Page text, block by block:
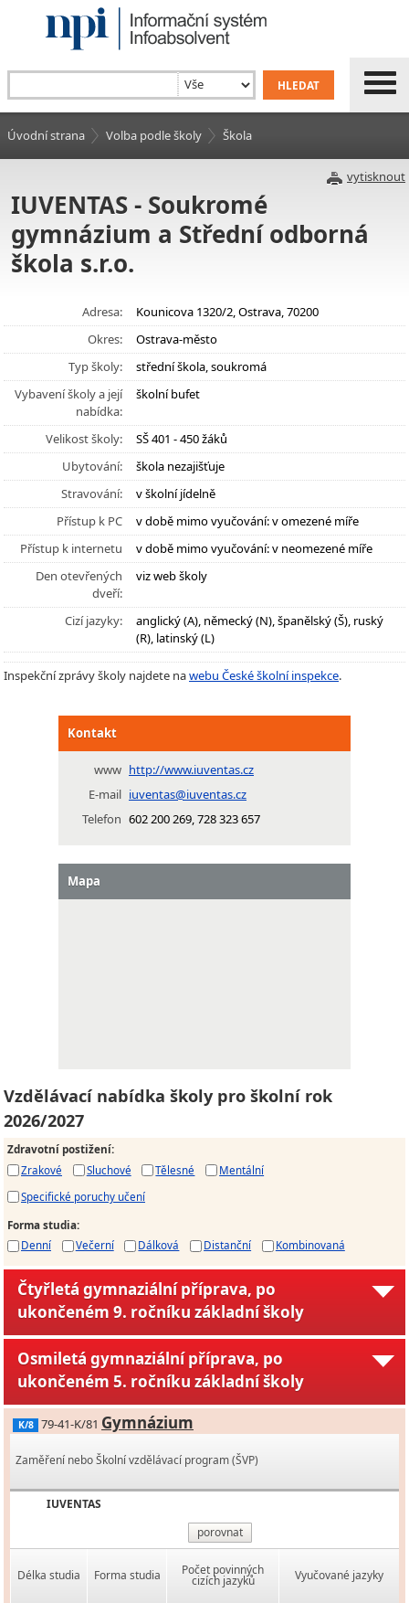
Úvodní strana Volba podle školy Škola
vytisknout
IUVENTAS - Soukromé
gymnázium a Střední odborná
škola s.r.o.
Adresa:
Kounicova 1320/2, Ostrava, 70200
Okres:
Ostrava-město
Typ školy:
střední škola, soukromá
Vybavení školy a její
nabídka:
školní bufet
Velikost školy:
SŠ 401 - 450 žáků
Ubytování:
škola nezajišťuje
Stravování:
v školní jídelně
Přístup k PC
v době mimo vyučování: v omezené míře
Přístup k internetu
v době mimo vyučování: v neomezené míře
Den otevřených
dveří:
viz web školy
Cizí jazyky:
anglický (A), německý (N), španělský (Š), ruský
(R), latinský (L)
Inspekční zprávy školy najdete nawebu České školní inspekce.
Kontakt
www http://www.iuventas.cz
E-mail iuventas@iuventas.cz
Telefon 602 200 269, 728 323 657
Mapa
Vzdělávací nabídka školy pro školní rok
2026/2027
Zdravotní postižení:
Zrakové
Sluchové Tělesné
Mentální
Specifické poruchy učení
Forma studia:
Denní
Večerní Dálková Distanční Kombinovaná
Čtyřletá gymnaziální příprava, po
ukončeném 9. ročníku základní školy
Osmiletá gymnaziální příprava, po
ukončeném 5. ročníku základní školy
K/8 79-41-K/81 Gymnázium
Zaměření nebo Školní vzdělávací program (ŠVP)
IUVENTAS
porovnat
Délka studia Forma studia Počet povinných
cizích jazyků Vyučované jazyky